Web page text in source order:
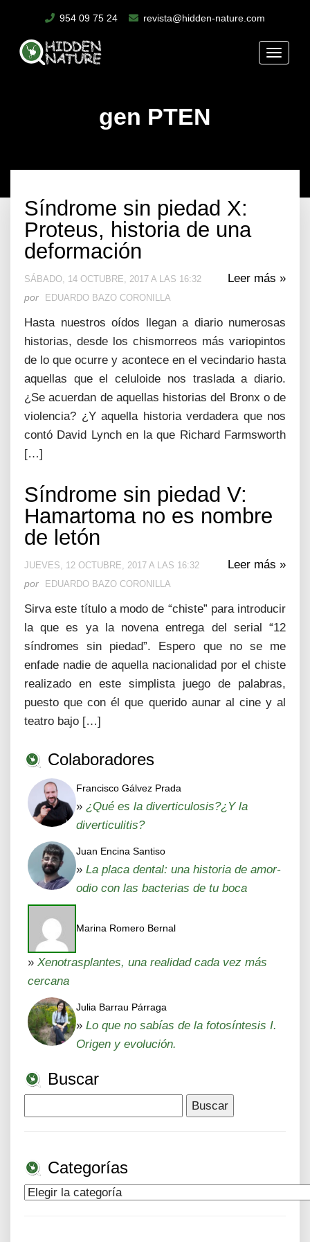
954 09 75 24 revista@hidden-nature.com
Toggle
gen PTEN
Síndrome sin piedad X:
Proteus, historia de una
deformación
Leer más »
SÁBADO, 14 OCTUBRE, 2017 A LAS 16:32
por EDUARDO BAZO CORONILLA
Hasta nuestros oídos llegan a diario numerosas
historias, desde los chismorreos más variopintos
de lo que ocurre y acontece en el vecindario hasta
aquellas que el celuloide nos traslada a diario.
¿Se acuerdan de aquellas historias del Bronx o de
violencia? ¿Y aquella historia verdadera que nos
contó David Lynch en la que Richard Farmsworth
[…]
Síndrome sin piedad V:
Hamartoma no es nombre
de letón
Leer más »
JUEVES, 12 OCTUBRE, 2017 A LAS 16:32
por EDUARDO BAZO CORONILLA
Sirva este título a modo de “chiste” para introducir
la que es ya la novena entrega del serial “12
síndromes sin piedad”. Espero que no se me
enfade nadie de aquella nacionalidad por el chiste
realizado en este simplista juego de palabras,
puesto que con él que querido aunar al cine y al
teatro bajo […]
Colaboradores
Francisco Gálvez Prada
» ¿Qué es la diverticulosis?¿Y la
diverticulitis?
Juan Encina Santiso
» La placa dental: una historia de amor-
odio con las bacterias de tu boca
Marina Romero Bernal
» Xenotrasplantes, una realidad cada vez más
cercana
Julia Barrau Párraga
» Lo que no sabías de la fotosíntesis I.
Origen y evolución.
Buscar
Categorías
Categorías